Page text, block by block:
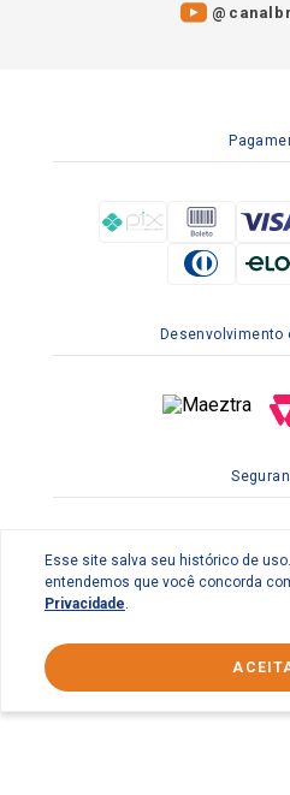
Desenvolvimento
Esse site salva seu histórico de
entendemos que você concorda
Privacidade.